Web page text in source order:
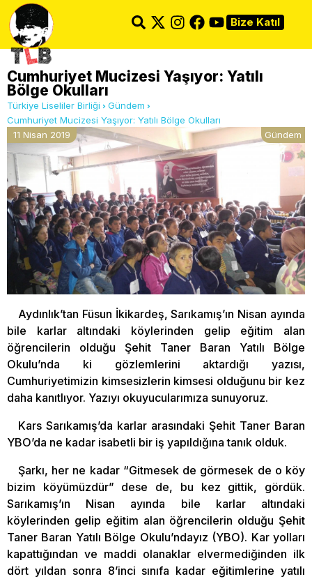
Bize Katıl
Cumhuriyet Mucizesi Yaşıyor: Yatılı
Bölge Okulları
Türkiye Liseliler Birliği
Gündem
Cumhuriyet Mucizesi Yaşıyor: Yatılı Bölge Okulları
11 Nisan 2019
Gündem
Aydınlık’tan Füsun İkikardeş, Sarıkamış’ın Nisan ayında
bile karlar altındaki köylerinden gelip eğitim alan
öğrencilerin olduğu Şehit Taner Baran Yatılı Bölge
Okulu’nda ki gözlemlerini aktardığı yazısı,
Cumhuriyetimizin kimsesizlerin kimsesi olduğunu bir kez
daha kanıtlıyor. Yazıyı okuyucularımıza sunuyoruz.
Kars Sarıkamış’da karlar arasındaki Şehit Taner Baran
YBO’da ne kadar isabetli bir iş yapıldığına tanık olduk.
Şarkı, her ne kadar “Gitmesek de görmesek de o köy
bizim köyümüzdür” dese de, bu kez gittik, gördük.
Sarıkamış’ın Nisan ayında bile karlar altındaki
köylerinden gelip eğitim alan öğrencilerin olduğu Şehit
Taner Baran Yatılı Bölge Okulu’ndayız (YBO). Kar yolları
kapattığından ve maddi olanaklar elvermediğinden ilk
dört yıldan sonra 8’inci sınıfa kadar eğitimlerine yatılı